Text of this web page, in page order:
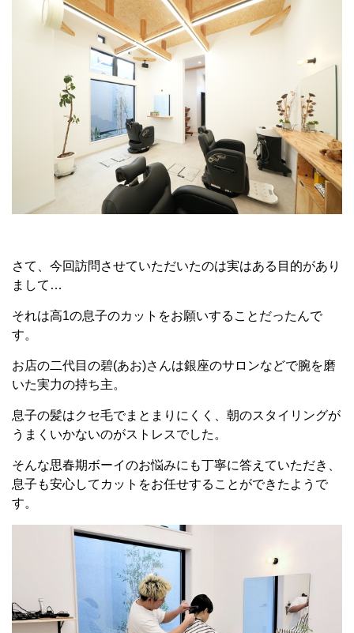
さて、今回訪問させていただいたのは実はある目的があり
まして…
それは高1の息子のカットをお願いすることだったんで
す。
お店の二代目の碧(あお)さんは銀座のサロンなどで腕を磨
いた実力の持ち主。
息子の髪はクセ毛でまとまりにくく、朝のスタイリングが
うまくいかないのがストレスでした。
そんな思春期ボーイのお悩みにも丁寧に答えていただき、
息子も安心してカットをお任せすることができたようで
す。